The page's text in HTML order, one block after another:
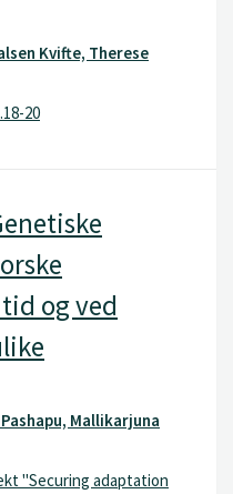
Kvifte, Therese
20
og ved
Mallikarjuna
"Securing adaptation